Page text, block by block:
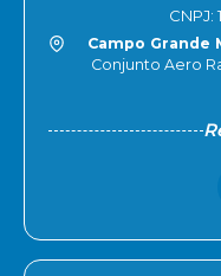
CNPJ:
Campo Grande
Conjunto Aero